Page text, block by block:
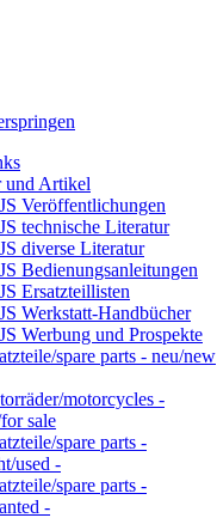
und Artikel
Veröffentlichungen
technische Literatur
diverse Literatur
Bedienungsanleitungen
Ersatzteillisten
Werkstatt-Handbücher
Werbung und Prospekte
spare parts - neu/new
motorcycles -
sale
spare parts -
used -
spare parts -
-